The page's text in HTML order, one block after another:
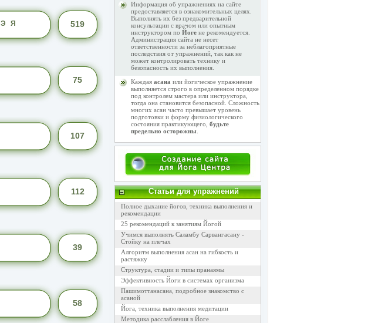
Э Я 519
75
107
112
39
58
Информация об упражнениях на сайте
предоставляется в ознакомительных целях.
Выполнять их без предварительной
консультации с врачом или опытным
инструктором по Йогене рекомендуется.
Администрация сайта не несет
ответственности за неблагоприятные
последствия от упражнений, так как не
может контролировать технику и
безопасность их выполнения.
Каждая асана или йогическое упражнение
выполняется строго в определенном порядке
под контролем мастера или инструктора,
тогда она становится безопасной. Сложность
многих асан часто превышает уровень
подготовки и форму физиологического
состояния практикующего, будьте
предельно осторожны
Статьи для упражнений
Полное дыхание йогов, техника выполнения и
рекомендации
25 рекомендаций к занятиям Йогой
Учимся выполнять Саламбу Сарвангасану -
Стойку на плечах
Алгоритм выполнения асан на гибкость и
растяжку
Структура, стадии и типы пранаямы
Эффективность Йоги в системах организма
Пашимоттанасана, подробное знакомство с
асаной
Йога, техника выполнения медитации
Методика расслабления в Йоге